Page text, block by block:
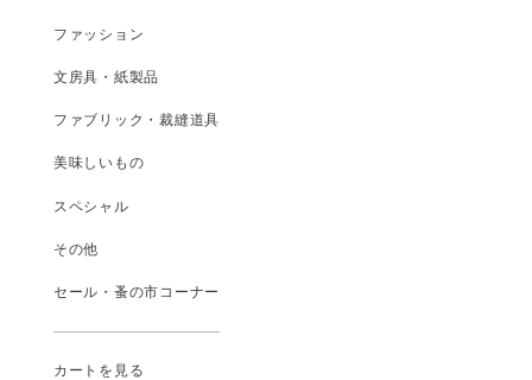
ファッション
文房具・紙製品
ファブリック・裁縫道具
美味しいもの
スペシャル
その他
セール・蚤の市コーナー
カートを見る